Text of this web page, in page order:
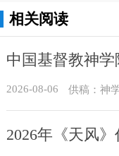
相关阅读
2026-08-06 供稿：神
2026年《天风